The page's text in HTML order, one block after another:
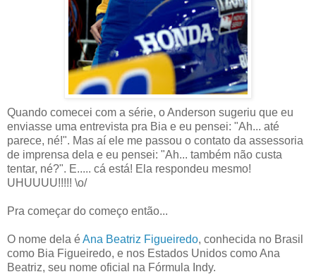
Quando comecei com a série, o Anderson sugeriu que eu
enviasse uma entrevista pra Bia e eu pensei: "Ah... até
parece, né!". Mas aí ele me passou o contato da assessoria
de imprensa dela e eu pensei: "Ah... também não custa
tentar, né?". E..... cá está! Ela respondeu mesmo!
UHUUUU!!!!! \o/
Pra começar do começo então...
O nome dela éAna Beatriz Figueiredo, conhecida no Brasil
como Bia Figueiredo, e nos Estados Unidos como Ana
Beatriz, seu nome oficial na Fórmula Indy.